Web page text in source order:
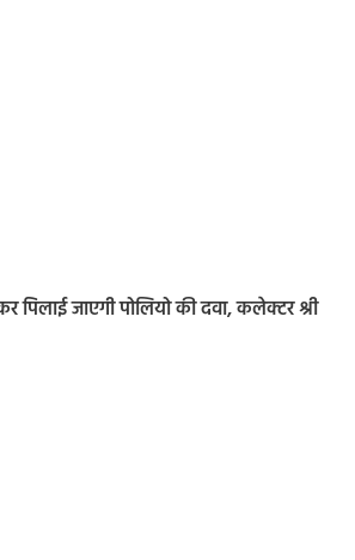
जाएगी पोलियो की दवा, कलेक्टर श्री